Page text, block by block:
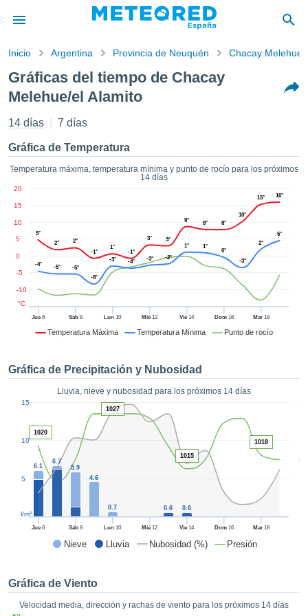
de
para
que se
a este
las
y
forma
digital
basada
seguir
contenido
coste.
el botón
a la
la
de todas
ya sean
nos
un perfil
para
y
CONFIGURACIÓN
Inicio Argentina Provincia de Neuquén Chacay Melehue/
Gráficas del tiempo de Chacay
Melehue/el Alamito
14 días 7 días
Gráfica de Temperatura
Temperatura máxima, temperatura mínima y punto de rocío para los próximos
14 días
Temperatura Máxima Temperatura Mínima Punto de rocío
Jue 6 Sáb8 Lun 10 Mié 12 Vie 14 Dom16 Mar18
-10
-5
0
5
10
15
20
°C
5°
2°
2°
-1°
1°
-1°
3° 3°
9° 8° 8°
10°
15° 16°
-4° -5°
-5°
-8°
-3° -4° -3° -2°
1° 1°
0°
-3°
2°
5°
Gráfica de Precipitación y Nubosidad
Lluvia, nieve y nubosidad para los próximos 14 días
Nieve Lluvia Nubosidad (%) Presión
50
Jue 6 Sáb8 Lun 10 Mié 12 Vie 14 Dom16 Mar18
5
10
15
l/m²
6.1
6.7
5.9
0.6 0.6
4.6
0.7
1020
1027
1015
1018
Gráfica de Viento
Velocidad media, dirección y rachas de viento para los próximos 14 días